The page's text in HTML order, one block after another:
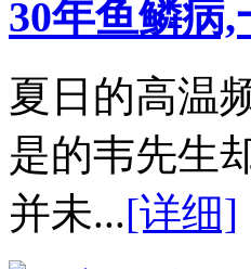
30年鱼鳞病
夏日的高温
是的韦先生
并未...[详细]